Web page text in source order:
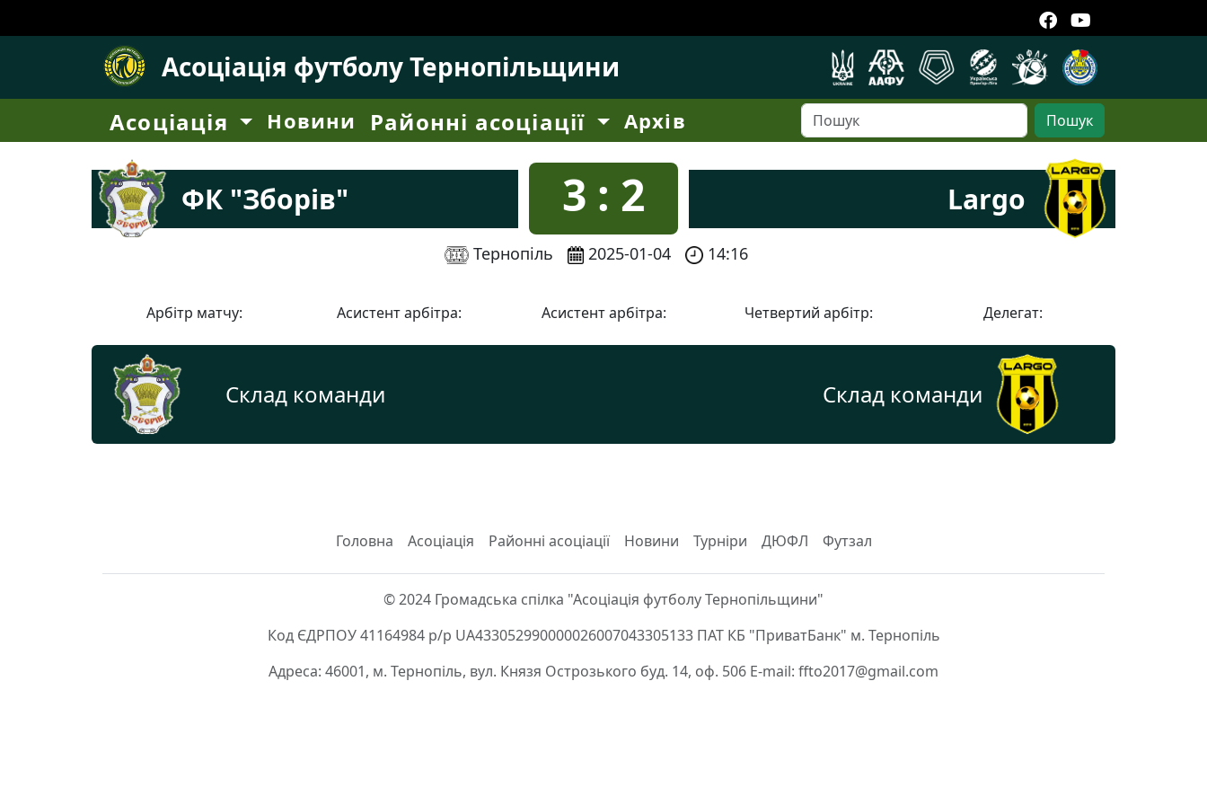
Асоціація футболу Тернопільщини
Асоціація Новини Районні асоціації Архів Пошук
ФК "Зборів" 3 : 2 Largo
Тернопіль 2025-01-04 14:16
Арбітр матчу: Асистент арбітра: Асистент арбітра: Четвертий арбітр: Делегат:
Склад команди Склад команди
Головна Асоціація Районні асоціації Новини Турніри ДЮФЛ Футзал
© 2024 Громадська спілка "Асоціація футболу Тернопільщини"
Код ЄДРПОУ 41164984 р/р UA433052990000026007043305133 ПАТ КБ "ПриватБанк" м. Тернопіль
Адреса: 46001, м. Тернопіль, вул. Князя Острозького буд. 14, оф. 506 E-mail: ffto2017@gmail.com